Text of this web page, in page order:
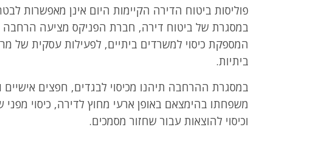
פוליסות ביטוח הדירה הקיימות היום אינן מאפשרות
במסגרת של ביטוח דירה, חברת הפניקס מציעה הרחבה
המספקת כיסוי למשרדים ביתיים, לפעילות עסקית של
ביתיות.
במסגרת ההרחבה תיהנו מכיסוי לבגדים, חפצים אישיים
משפחתו בהימצאם באופן ארעי מחוץ לדירה, כיסוי מפני
וכיסוי להוצאות עבור שחזור מסמכים.